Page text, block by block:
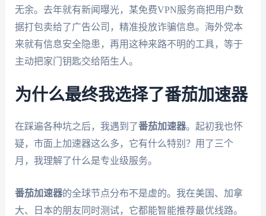
无余。去年就有新闻曝光，某免费VPN服务商把用户数
据打包卖给了广告公司，精准投放诈骗信息。海外党本
来就有信息安全隐患，再用这种来路不明的工具，等于
主动把家门钥匙交给陌生人。
为什么最终我选择了番茄加速器
在踩遍各种坑之后，我遇到了番茄加速器。起初我也怀
疑，市面上加速器这么多，它有什么特别？用了三个
月，我理解了什么是专业级服务。
番茄加速器的全球节点分布不是虚的。我在美国、加拿
大、日本的朋友同时测试，它都能智能推荐最优线路。